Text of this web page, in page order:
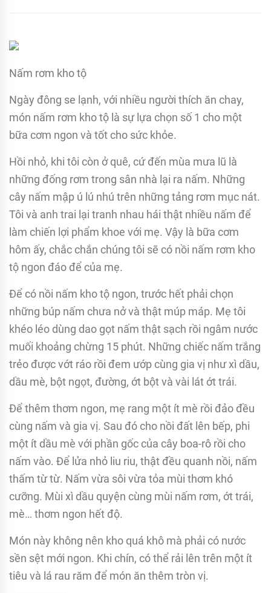
Nấm rơm kho tộ
Ngày đông se lạnh, với nhiều người thích ăn chay,
món nấm rơm kho tộ là sự lựa chọn số 1 cho một
bữa cơm ngon và tốt cho sức khỏe.
Hồi nhỏ, khi tôi còn ở quê, cứ đến mùa mưa lũ là
những đống rơm trong sân nhà lại ra nấm. Những
cây nấm mập ú lú nhú trên những tảng rơm mục nát.
Tôi và anh trai lại tranh nhau hái thật nhiều nấm để
làm chiến lợi phẩm khoe với mẹ. Vậy là bữa cơm
hôm ấy, chắc chắn chúng tôi sẽ có nồi nấm rơm kho
tộ ngon đáo để của mẹ.
Để có nồi nấm kho tộ ngon, trước hết phải chọn
những búp nấm chưa nở và thật múp máp. Mẹ tôi
khéo léo dùng dao gọt nấm thật sạch rồi ngâm nước
muối khoảng chừng 15 phút. Những chiếc nấm trắng
trẻo được vớt ráo rồi đem ướp cùng gia vị như xì dầu,
dầu mè, bột ngọt, đường, ớt bột và vài lát ớt trái.
Để thêm thơm ngon, mẹ rang một ít mè rồi đảo đều
cùng nấm và gia vị. Sau đó cho nồi đất lên bếp, phi
một ít dầu mè với phần gốc của cây boa-rô rồi cho
nấm vào. Để lửa nhỏ liu riu, thật đều quanh nồi, nấm
thấm từ từ. Nấm vừa sôi vừa tỏa mùi thơm khó
cưỡng. Mùi xì dầu quyện cùng mùi nấm rơm, ớt trái,
mè… thơm ngon hết độ.
Món này không nên kho quá khô mà phải có nước
sền sệt mới ngon. Khi chín, có thể rải lên trên một ít
tiêu và lá rau răm để món ăn thêm tròn vị.